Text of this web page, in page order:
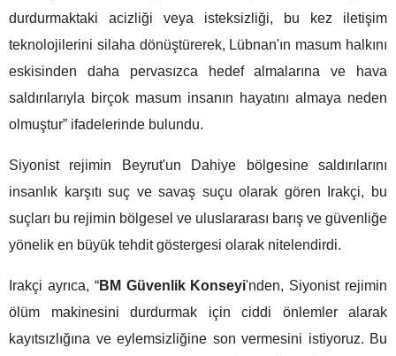
durdurmaktaki acizliği veya isteksizliği, bu kez iletişim
teknolojilerini silaha dönüştürerek, Lübnan'ın masum halkını
eskisinden daha pervasızca hedef almalarına ve hava
saldırılarıyla birçok masum insanın hayatını almaya neden
olmuştur” ifadelerinde bulundu.
Siyonist rejimin Beyrut'un Dahiye bölgesine saldırılarını
insanlık karşıtı suç ve savaş suçu olarak gören Irakçi, bu
suçları bu rejimin bölgesel ve uluslararası barış ve güvenliğe
yönelik en büyük tehdit göstergesi olarak nitelendirdi.
Irakçi ayrıca, “BM Güvenlik Konseyi'nden, Siyonist rejimin
ölüm makinesini durdurmak için ciddi önlemler alarak
kayıtsızlığına ve eylemsizliğine son vermesini istiyoruz. Bu